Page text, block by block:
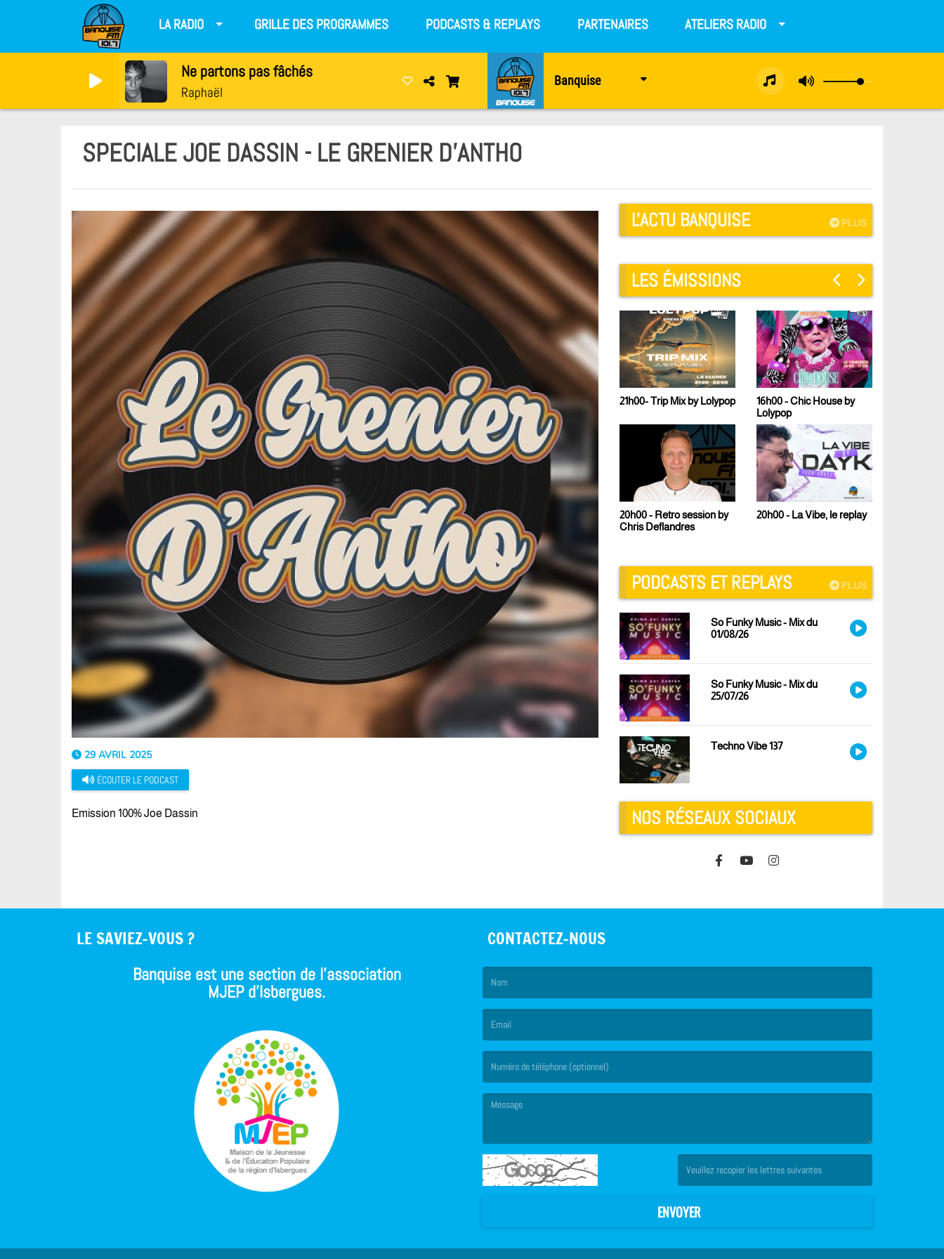
LA RADIO GRILLE DES PROGRAMMES PODCASTS & REPLAYS PARTENAIRES ATELIERS RADIO
Ne partons pas fâchés
Raphaël
Banquise
SPECIALE JOE DASSIN - LE GRENIER D'ANTHO
29 AVRIL 2025
ÉCOUTER LE PODCAST
Emission 100% Joe Dassin
PLUS
L'ACTU BANQUISE
LES ÉMISSIONS
21h00- Trip Mix by Lolypop
20h00 - Retro session by
Chris Deflandres
16h00 - Chic House by
20h00 - La Vibe, le replay
17h00 - Le Fresh Mix de
23h00 - Techno Sound
PLUS
PODCASTS ET REPLAYS
So Funky Music - Mix du
01/08/26
So Funky Music - Mix du
25/07/26
Techno Vibe 137
NOS RÉSEAUX SOCIAUX
LE SAVIEZ-VOUS ?
Banquise est une section de l'association
MJEP d'Isbergues.
CONTACTEZ-NOUS
ENVOYER